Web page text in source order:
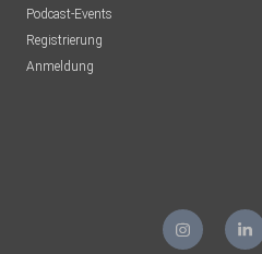
Podcast-Events
Registrierung
Anmeldung